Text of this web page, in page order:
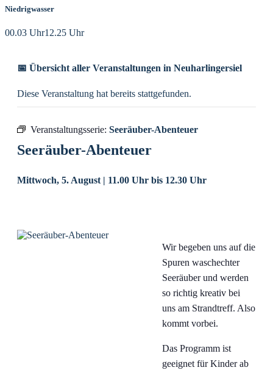
Niedrigwasser
00.03 Uhr12.25 Uhr
📅 Übersicht aller Veranstaltungen in Neuharlingersiel
Diese Veranstaltung hat bereits stattgefunden.
Veranstaltungsserie: Seeräuber-Abenteuer
Seeräuber-Abenteuer
Mittwoch, 5. August | 11.00 Uhr bis 12.30 Uhr
Wir begeben uns auf die
Spuren waschechter
Seeräuber und werden
so richtig kreativ bei
uns am Strandtreff. Also
kommt vorbei.
Das Programm ist
geeignet für Kinder ab